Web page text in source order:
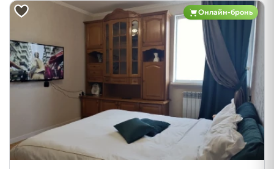
Онлайн-бронь